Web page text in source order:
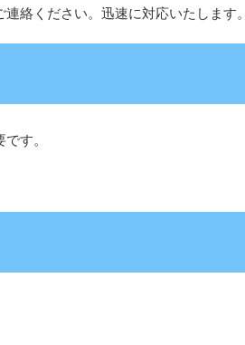
絡ください。迅速に対応いたします。
す。